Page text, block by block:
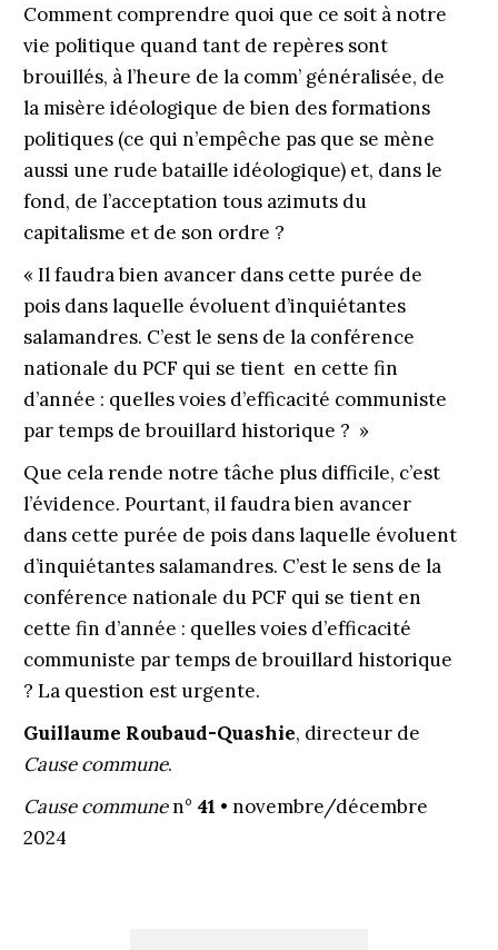
Comment comprendre quoi que ce soit à notre
vie politique quand tant de repères sont
brouillés, à l’heure de la comm’ généralisée, de
la misère idéologique de bien des formations
politiques (ce qui n’empêche pas que se mène
aussi une rude bataille idéologique) et, dans le
fond, de l’acceptation tous azimuts du
capitalisme et de son ordre ?
« Il faudra bien avancer dans cette purée de
pois dans laquelle évoluent d’inquiétantes
salamandres. C’est le sens de la conférence
nationale du PCF qui se tient en cette fin
d’année : quelles voies d’efficacité communiste
par temps de brouillard historique ? »
Que cela rende notre tâche plus difficile, c’est
l’évidence. Pourtant, il faudra bien avancer
dans cette purée de pois dans laquelle évoluent
d’inquiétantes salamandres. C’est le sens de la
conférence nationale du PCF qui se tient en
cette fin d’année : quelles voies d’efficacité
communiste par temps de brouillard historique
? La question est urgente.
Guillaume Roubaud-Quashie, directeur de
Cause commune.
Cause communen° 41 • novembre/décembre
2024